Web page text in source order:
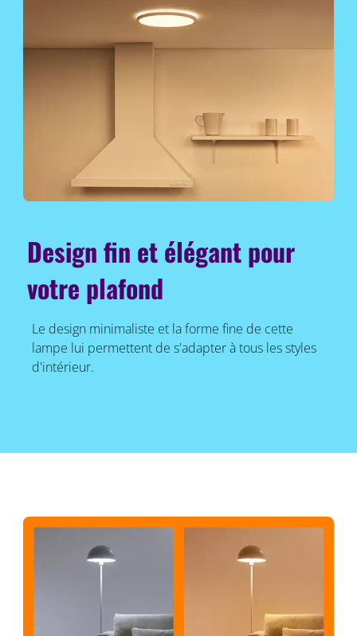
Design fin et élégant pour
votre plafond
Le design minimaliste et la forme fine de cette
lampe lui permettent de s'adapter à tous les styles
d'intérieur.